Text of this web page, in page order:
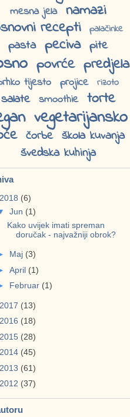
mesna jela namazi
recepti
palačinke
pasta peciva pite
povrće predjela
tijesto projice rizoto
salate smoothie torte
vegetarijansko
čorbe škola kuvanja
švedska kuhinja
2018 (6)
Jun (1)
Kako uvijek imati spreman
doručak - najvažniji obrok?
Maj (3)
April (1)
Februar (1)
2017 (13)
2016 (18)
2015 (28)
2014 (45)
2013 (61)
2012 (37)